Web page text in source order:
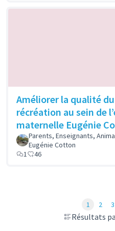
Améliorer la qualité
récréation au sein de
maternelle Eugénie
Parents, Enseignants,
Eugénie Cotton
1
46
Résultats
1 2 3